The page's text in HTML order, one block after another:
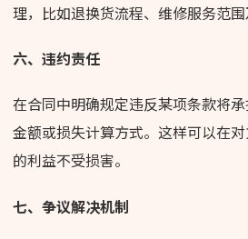
理，比如退换货流程、维修服务范围
六、违约责任
在合同中明确规定违反某项条款将
金额或损失计算方式。这样可以在
的利益不受损害。
七、争议解决机制